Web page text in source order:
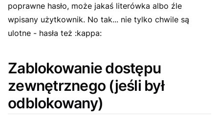
poprawne hasło, może jakaś literówka albo źle
wpisany użytkownik. No tak... nie tylko chwile są
ulotne - hasła też :kappa:
Zablokowanie dostępu
zewnętrznego (jeśli był
odblokowany)